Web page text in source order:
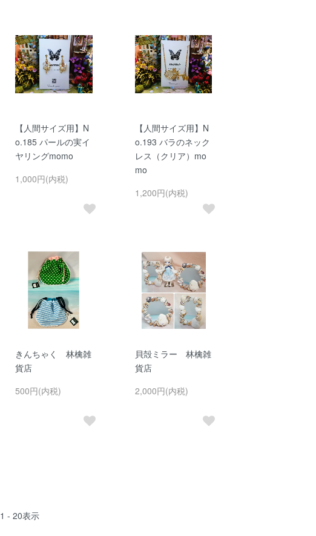
【人間サイズ用】N
o.185 パールの実イ
ヤリングmomo
1,000円(内税)
【人間サイズ用】N
o.193 バラのネック
レス（クリア）mo
mo
1,200円(内税)
きんちゃく 林檎雑
貨店
500円(内税)
貝殻ミラー 林檎雑
貨店
2,000円(内税)
1 - 20表示